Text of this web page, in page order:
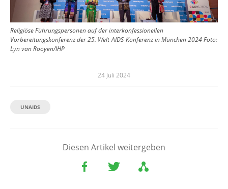
Religiöse Führungspersonen auf der interkonfessionellen
Vorbereitungskonferenz der 25. Welt-AIDS-Konferenz in München 2024Foto:
Lyn van Rooyen/IHP
24 Juli 2024
UNAIDS
Diesen Artikel weitergeben